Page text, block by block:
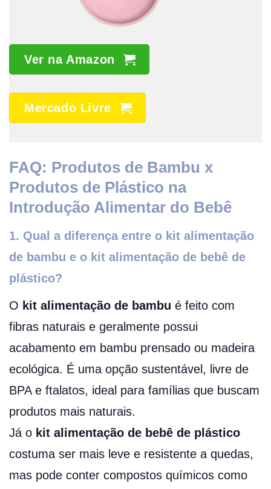
Ver na Amazon
Mercado Livre
FAQ: Produtos de Bambu x
Produtos de Plástico na
Introdução Alimentar do Bebê
1. Qual a diferença entre o kit alimentação
de bambu e o kit alimentação de bebê de
plástico?
O kit alimentação de bambu é feito com
fibras naturais e geralmente possui
acabamento em bambu prensado ou madeira
ecológica. É uma opção sustentável, livre de
BPA e ftalatos, ideal para famílias que buscam
produtos mais naturais.
Já o kit alimentação de bebê de plástico
costuma ser mais leve e resistente a quedas,
mas pode conter compostos químicos como